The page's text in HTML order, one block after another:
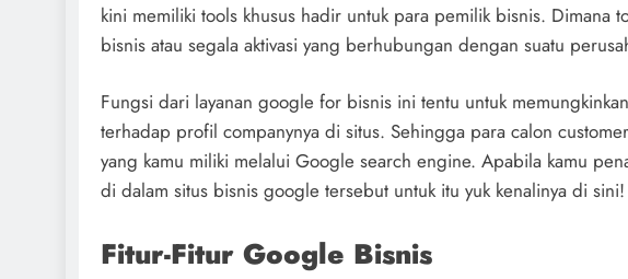
kini memiliki tools khusus hadir untuk para pemilik bisnis. Dimana
bisnis atau segala aktivasi yang berhubungan dengan suatu
Fungsi dari layanan google for bisnis ini tentu untuk
terhadap profil companynya di situs. Sehingga para calon
yang kamu miliki melalui Google search engine. Apabila kamu
di dalam situs bisnis google tersebut untuk itu yuk kenalinya di sini!
Fitur-Fitur Google Bisnis